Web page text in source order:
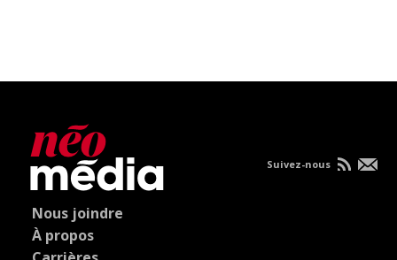
Nous joindre
À propos
Suivez-nous